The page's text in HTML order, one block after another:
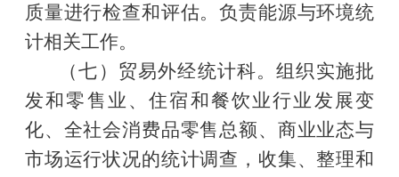
质量进行检查和评估。负责能源与环境统
计相关工作。
（七）贸易外经统计科。组织实施批
发和零售业、住宿和餐饮业行业发展变
化、全社会消费品零售总额、商业业态与
市场运行状况的统计调查，收集、整理和